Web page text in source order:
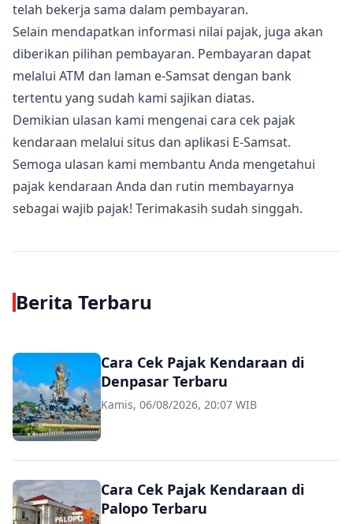
telah bekerja sama dalam pembayaran.
Selain mendapatkan informasi nilai pajak, juga akan
diberikan pilihan pembayaran. Pembayaran dapat
melalui ATM dan laman e-Samsat dengan bank
tertentu yang sudah kami sajikan diatas.
Demikian ulasan kami mengenai cara cek pajak
kendaraan melalui situs dan aplikasi E-Samsat.
Semoga ulasan kami membantu Anda mengetahui
pajak kendaraan Anda dan rutin membayarnya
sebagai wajib pajak! Terimakasih sudah singgah.
Berita Terbaru
Cara Cek Pajak Kendaraan di
Denpasar Terbaru
Kamis, 06/08/2026, 20:07 WIB
Cara Cek Pajak Kendaraan di
Palopo Terbaru